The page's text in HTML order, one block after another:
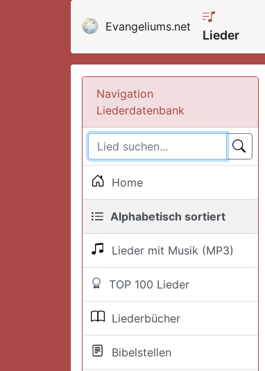
Evangeliums.net
Lieder
Navigation
Liederdatenbank
Home
Alphabetisch sortiert
Lieder mit Musik (MP3)
TOP 100 Lieder
Liederbücher
Bibelstellen